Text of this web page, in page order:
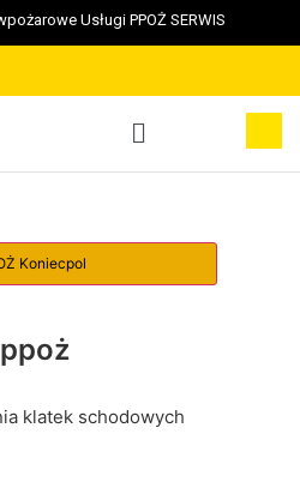
Usługi PPOŻ SERWIS
klatek schodowych